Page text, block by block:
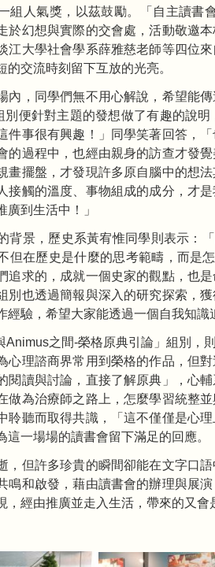
組人氣獎，以茲鼓勵。「自主讀書
於幻想與實際的交會處，活動敬邀
江大學社會學系薛雅慈老師等四位
的交流時刻留下互放的光亮。
內，同學們無不用心解說，希望能
便針對主題的發想做了有趣的說
件事很有興趣！」同學笑著回答，
的過程中，也經由親身的訪查才發
畫擺盤，才發現許多原自腦中的想
接觸的溫度、事物組成的成分，才
廣到生活中！」
背景，歷史系黃宥惟同學則表示：
但在歷史是什麼的思考範疇，而是
追求的，成就一個史家的觀點，也
別也透過簡報與深入的研究探索，
經驗，希望大家能透過一個自我知識
Animus之間-榮格原典引論」組別
心理諮商界常用到榮格的作品，但
閱讀與討論，直接了解原典」，心
做為治療師之路上，怎麼學習統整
聆聽而取得共識，「這不僅僅是心
這一場場的讀書會留下滿足的回應。
，但許多珍貴的瞬間卻能在文字口
鳴和啟發，藉由讀書會的辦理與展
，經由推廣並走入生活，帶來的又會